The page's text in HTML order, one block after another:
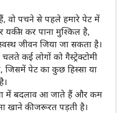
वो पचने से पहले हमारे पेट में
यकीन कर पाना मुश्किल है,
जीवन जिया जा सकता है।
कई लोगों को गैस्ट्रेक्टोमी
जिसमें पेट का कुछ हिस्सा या
में बदलाव आ जाते हैं और कम
खाने की जरूरत पड़ती है।